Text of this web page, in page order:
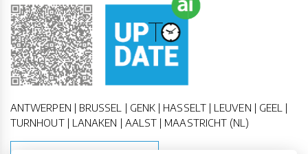
ANTWERPEN | BRUSSEL | GENK | HASSELT | LEUVEN | GEEL |
TURNHOUT | LANAKEN | AALST | MAASTRICHT (NL)